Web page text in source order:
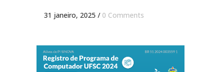
31 janeiro, 2025 / 0 Comments